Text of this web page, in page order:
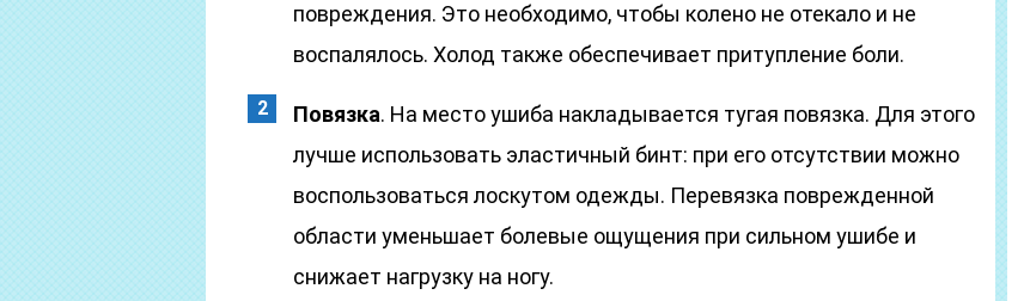
повреждения. Это необходимо, чтобы колено не отекало и не
воспалялось. Холод также обеспечивает притупление боли.
Повязка. На место ушиба накладывается тугая повязка. Для этого
лучше использовать эластичный бинт: при его отсутствии можно
воспользоваться лоскутом одежды. Перевязка поврежденной
области уменьшает болевые ощущения при сильном ушибе и
снижает нагрузку на ногу.